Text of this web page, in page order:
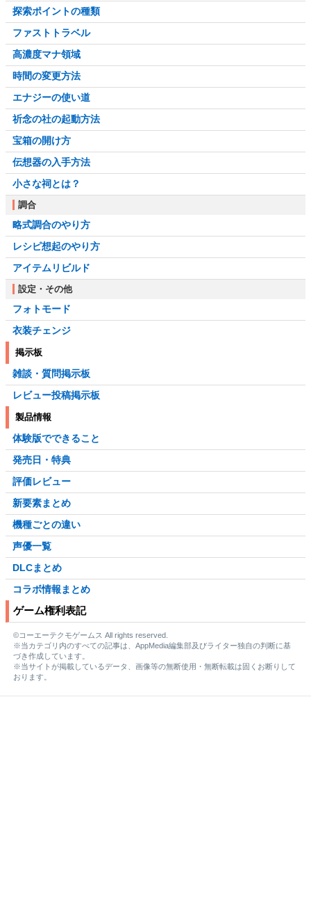
探索ポイントの種類
ファストトラベル
高濃度マナ領域
時間の変更方法
エナジーの使い道
祈念の社の起動方法
宝箱の開け方
伝想器の入手方法
小さな祠とは？
調合
略式調合のやり方
レシピ想起のやり方
アイテムリビルド
設定・その他
フォトモード
衣装チェンジ
掲示板
雑談・質問掲示板
レビュー投稿掲示板
製品情報
体験版でできること
発売日・特典
評価レビュー
新要素まとめ
機種ごとの違い
声優一覧
DLCまとめ
コラボ情報まとめ
ゲーム権利表記
©コーエーテクモゲームス All rights reserved.
※当カテゴリ内のすべての記事は、AppMedia編集部及びライター独自の判断に基
づき作成しています。
※当サイトが掲載しているデータ、画像等の無断使用・無断転載は固くお断りして
おります。